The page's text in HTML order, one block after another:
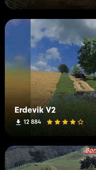
Erdevik V2
12 884